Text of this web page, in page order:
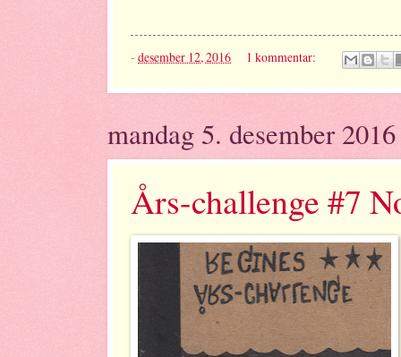
- desember 12, 2016 1 kommentar:
mandag 5. desember 2016
Års-challenge #7